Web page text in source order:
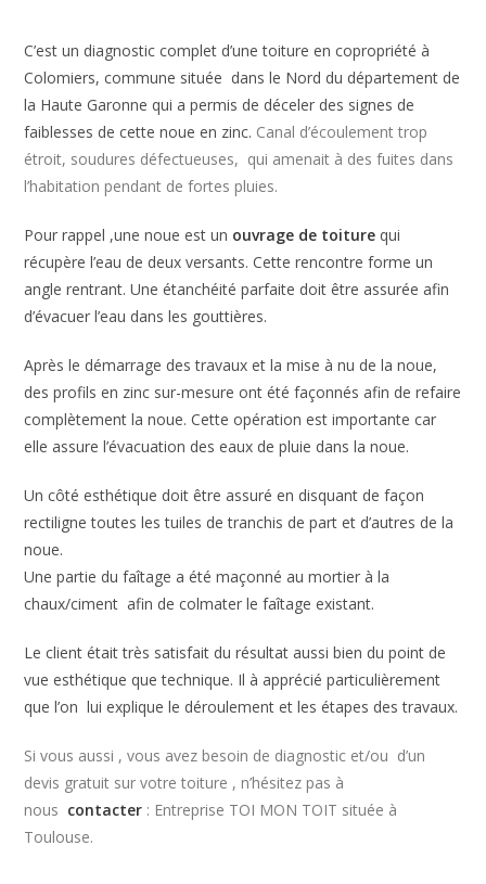
C’est un diagnostic complet d’une toiture en copropriété à
Colomiers, commune située dans le Nord du département de
la Haute Garonne qui a permis de déceler des signes de
faiblesses de cette noue en zinc. Canal d’écoulement trop
étroit, soudures défectueuses, qui amenait à des fuites dans
l’habitation pendant de fortes pluies.
Pour rappel ,une noue est un ouvrage de toiture qui
récupère l’eau de deux versants. Cette rencontre forme un
angle rentrant. Une étanchéité parfaite doit être assurée afin
d’évacuer l’eau dans les gouttières.
Après le démarrage des travaux et la mise à nu de la noue,
des profils en zinc sur-mesure ont été façonnés afin de refaire
complètement la noue. Cette opération est importante car
elle assure l’évacuation des eaux de pluie dans la noue.
Un côté esthétique doit être assuré en disquant de façon
rectiligne toutes les tuiles de tranchis de part et d’autres de la
noue.
Une partie du faîtage a été maçonné au mortier à la
chaux/ciment afin de colmater le faîtage existant.
Le client était très satisfait du résultat aussi bien du point de
vue esthétique que technique. Il à apprécié particulièrement
que l’on lui explique le déroulement et les étapes des travaux.
Si vous aussi , vous avez besoin de diagnostic et/ou d’un
devis gratuit sur votre toiture , n’hésitez pas à
nous contacter : Entreprise TOI MON TOIT située à
Toulouse.